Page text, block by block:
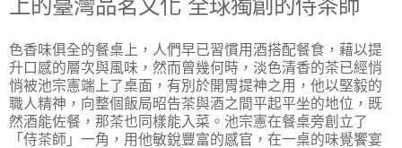
上的臺灣品茗文化 全球獨創的侍茶師
色香味俱全的餐桌上，人們早已習慣用酒搭配餐食，藉以提
升口感的層次與風味，然而曾幾何時，淡色清香的茶已經悄
悄被池宗憲端上了桌面，有別於開胃提神之用，他以堅毅的
職人精神，向整個飯局昭告茶與酒之間平起平坐的地位，既
然酒能佐餐，那茶也同樣能入菜。池宗憲在餐桌旁創立了
「侍茶師」一角，用他敏銳豐富的感官，在一桌的味覺饗宴